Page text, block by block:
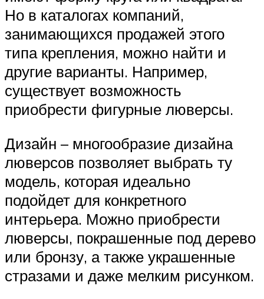
Но в каталогах компаний,
занимающихся продажей этого
типа крепления, можно найти и
другие варианты. Например,
существует возможность
приобрести фигурные люверсы.
Дизайн – многообразие дизайна
люверсов позволяет выбрать ту
модель, которая идеально
подойдет для конкретного
интерьера. Можно приобрести
люверсы, покрашенные под дерево
или бронзу, а также украшенные
стразами и даже мелким рисунком.